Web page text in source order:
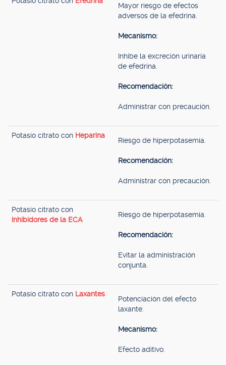
Mayor riesgo de efectos
adversos de la efedrina.
Mecanismo:
Inhibe la excreción urinaria
de efedrina.
Recomendación:
Administrar con precaución.
Potasio citrato con Heparina
Riesgo de hiperpotasemia.
Recomendación:
Administrar con precaución.
Potasio citrato con
Inhibidores de la ECA
Riesgo de hiperpotasemia.
Recomendación:
Evitar la administración
conjunta.
Potasio citrato con Laxantes
Potenciación del efecto
laxante.
Mecanismo:
Efecto aditivo.